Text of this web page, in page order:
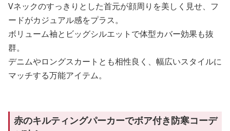
Vネックのすっきりとした首元が顔周りを美しく見せ、フ
ードがカジュアル感をプラス。
ボリューム袖とビッグシルエットで体型カバー効果も抜
群。
デニムやロングスカートとも相性良く、幅広いスタイルに
マッチする万能アイテム。
赤のキルティングパーカーでボア付き防寒コーデ